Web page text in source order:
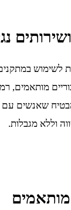
לשימוש
מותאמים,
שאנשים עם
וללא מגבלות.
מותאמים